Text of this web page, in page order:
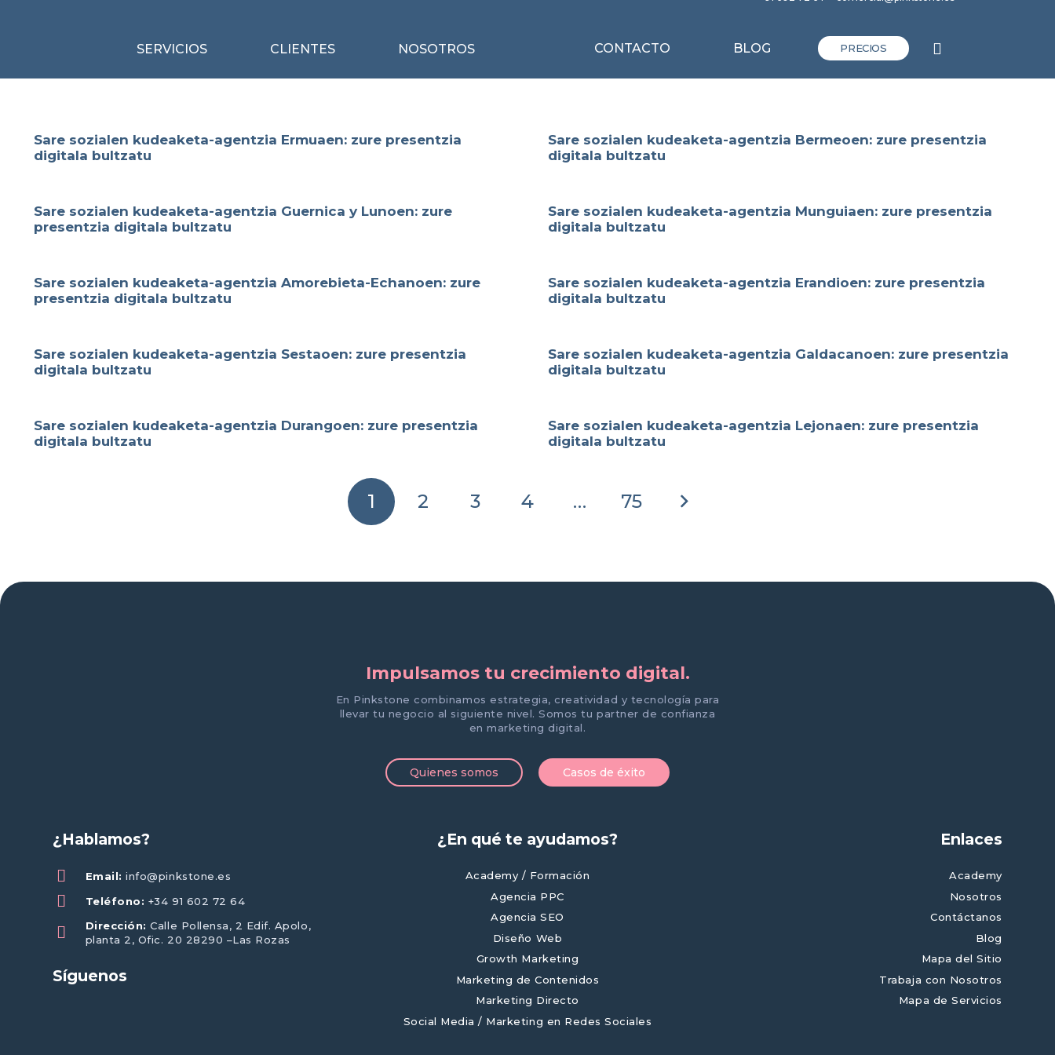
SERVICIOS CLIENTES NOSOTROS CONTACTO BLOG PRECIOS
Sare sozialen kudeaketa-agentzia Ermuaen: zure presentzia
digitala bultzatu
Sare sozialen kudeaketa-agentzia Bermeoen: zure presentzia
digitala bultzatu
Sare sozialen kudeaketa-agentzia Guernica y Lunoen: zure
presentzia digitala bultzatu
Sare sozialen kudeaketa-agentzia Munguiaen: zure presentzia
digitala bultzatu
Sare sozialen kudeaketa-agentzia Amorebieta-Echanoen: zure
presentzia digitala bultzatu
Sare sozialen kudeaketa-agentzia Erandioen: zure presentzia
digitala bultzatu
Sare sozialen kudeaketa-agentzia Sestaoen: zure presentzia
digitala bultzatu
Sare sozialen kudeaketa-agentzia Galdacanoen: zure presentzia
digitala bultzatu
Sare sozialen kudeaketa-agentzia Durangoen: zure presentzia
digitala bultzatu
Sare sozialen kudeaketa-agentzia Lejonaen: zure presentzia
digitala bultzatu
1 2 3 4 … 75
Impulsamos tu crecimiento digital.
En Pinkstone combinamos estrategia, creatividad y tecnología para
llevar tu negocio al siguiente nivel. Somos tu partner de confianza
en marketing digital.
Quienes somos Casos de éxito
¿Hablamos?
Email: info@pinkstone.es
Teléfono: +34 91 602 72 64
Dirección: Calle Pollensa, 2 Edif. Apolo,
planta 2, Ofic. 20 28290 –Las Rozas
Síguenos
¿En qué te ayudamos?
Academy / Formación
Agencia PPC
Agencia SEO
Diseño Web
Growth Marketing
Marketing de Contenidos
Marketing Directo
Social Media / Marketing en Redes Sociales
Enlaces
Academy
Nosotros
Contáctanos
Blog
Mapa del Sitio
Trabaja con Nosotros
Mapa de Servicios